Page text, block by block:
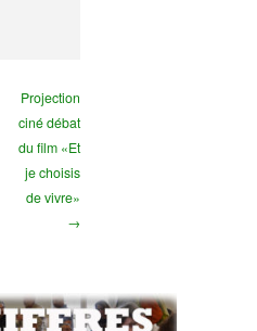
Projection
ciné débat
du film «Et
je choisis
de vivre»
→